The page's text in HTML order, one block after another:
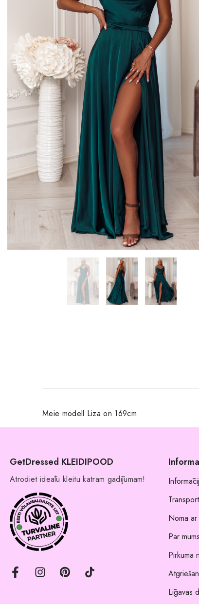
Midi kleitas
Vakarkleitas
Maxi kleitas
Skater kleitas
Mini kleitas
Adīt kleitas
Meie modell Liza on 169cm
GetDressed KLEIDIPOOD
Atrodiet ideālu kleitu katram gadījumam!
Noma ar
Par mums
Pirkuma
Līgavas